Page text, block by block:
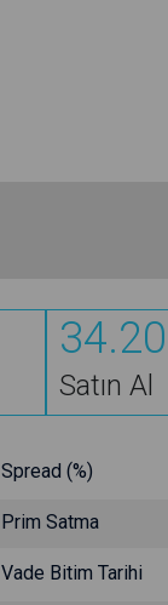
34.20
Satın Al
Spread (%)
Prim Satma
Vade Bitim Tarihi